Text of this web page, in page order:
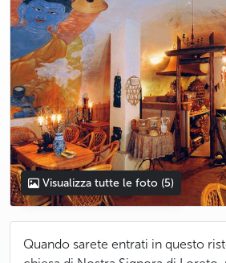
Visualizza tutte le foto (5)
Quando sarete entrati in questo